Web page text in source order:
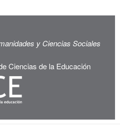
y Ciencias Sociales
Ciencias de la Educación